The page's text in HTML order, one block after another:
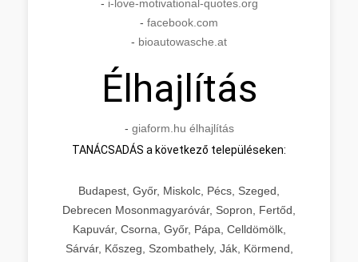
- i-love-motivational-quotes.org
- facebook.com
- bioautowasche.at
Élhajlítás
- giaform.hu élhajlítás
TANÁCSADÁS a következő településeken:
Budapest, Győr, Miskolc, Pécs, Szeged,
Debrecen Mosonmagyaróvár, Sopron, Fertőd,
Kapuvár, Csorna, Győr, Pápa, Celldömölk,
Sárvár, Kőszeg, Szombathely, Ják, Körmend,